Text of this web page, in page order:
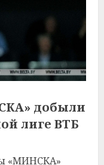
добыли
лиге ВТБ
«МИНСКА»